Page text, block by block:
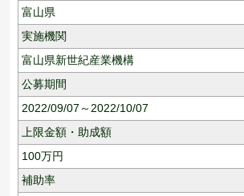
富山県
実施機関
富山県新世紀産業機構
公募期間
2022/09/07～2022/10/07
上限金額・助成額
100万円
補助率